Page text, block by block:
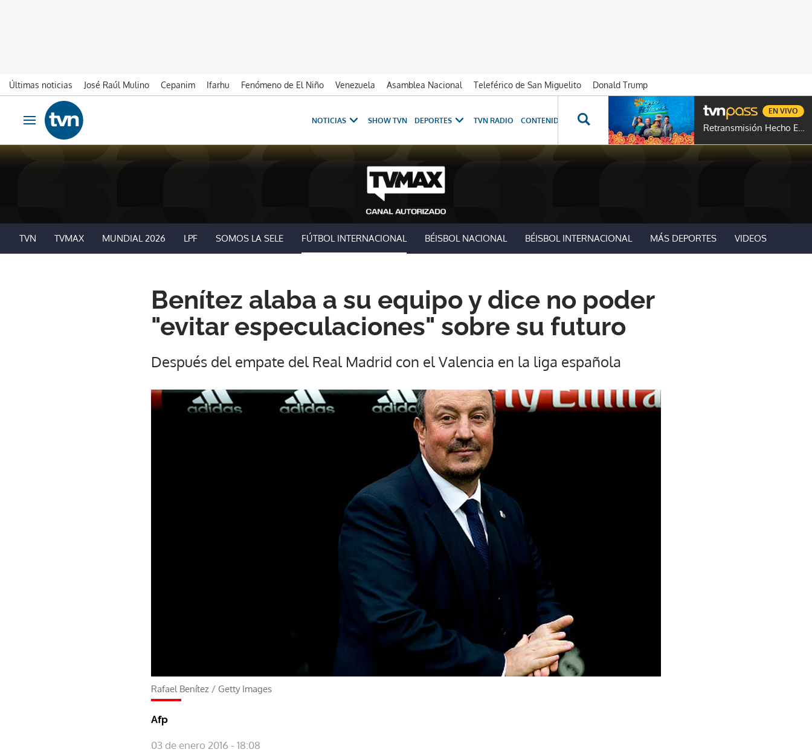
Últimas noticias José Raúl Mulino Cepanim Ifarhu Fenómeno de El Niño Venezuela Asamblea Nacional Teleférico de San Miguelito
Donald Trump
Ir al contenido
Obrir navegació
NOTICIAS SHOW TVN DEPORTES TVN RADIO CONTENIDOS ESPECIALES NOVELAS PROGRAMAS GENTE TVN
Retransmisión Hecho En Panamá
EN VIVO
TVN TVMAX MUNDIAL 2026 LPF SOMOS LA SELE FÚTBOL INTERNACIONAL BÉISBOL NACIONAL BÉISBOL INTERNACIONAL MÁS DEPORTES VIDEOS
Benítez alaba a su equipo y dice no poder
"evitar especulaciones" sobre su futuro
Después del empate del Real Madrid con el Valencia en la liga española
Rafael Benítez / Getty Images
Afp
03 de enero 2016 - 18:08